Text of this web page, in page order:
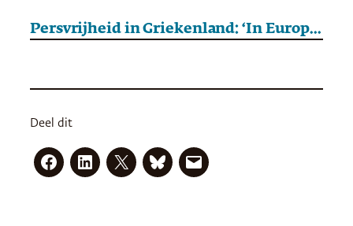
Persvrijheid in Griekenland: ‘In Europa is maar één land waar onlangs een journalist is vermoord’
Deel dit